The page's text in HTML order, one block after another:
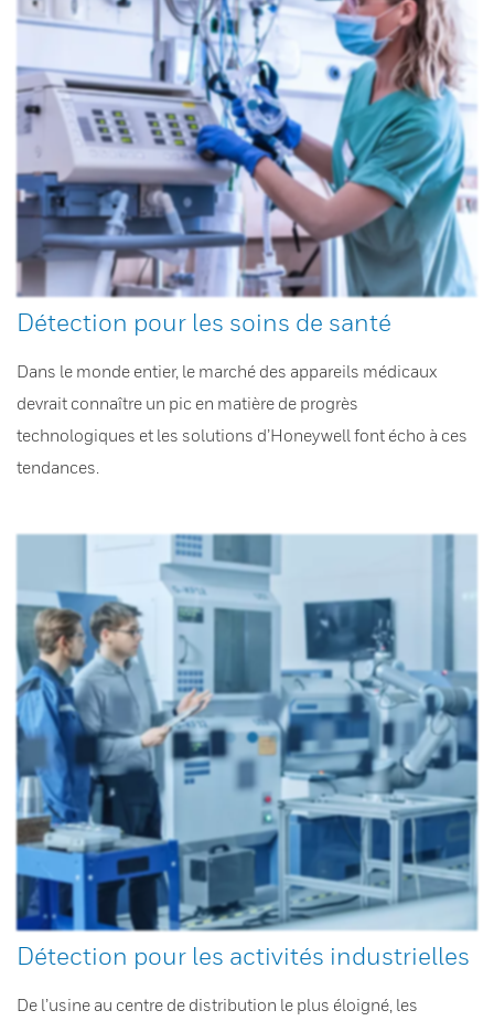
Détection pour les soins de santé
Dans le monde entier, le marché des appareils médicaux
devrait connaître un pic en matière de progrès
technologiques et les solutions d’Honeywell font écho à ces
tendances.
Détection pour les activités industrielles
De l’usine au centre de distribution le plus éloigné, les